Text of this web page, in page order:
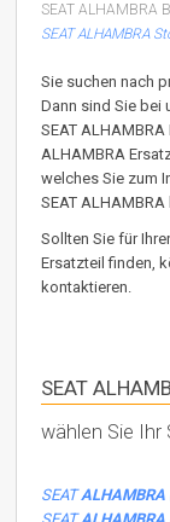
SEAT ALHAMBRA
SEAT ALHAMBRA
Sie suchen nach
Dann sind Sie bei
SEAT
ALHAMBRA
welches Sie zum
SEAT
Sollten Sie für
Ersatzteil finden,
kontaktieren.
SEAT
wählen Sie Ihr
SEATALHAMBRA